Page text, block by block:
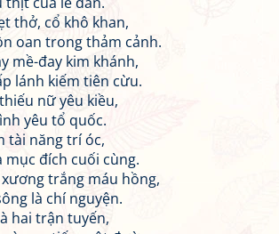
thở, cổ khô khan,
oan trong thảm cảnh.
mề-đay kim khánh,
lánh kiếm tiên cừu.
nữ yêu kiều,
yêu tổ quốc.
tài năng trí óc,
đích cuối cùng.
trắng máu hồng,
là chí nguyện.
hai trận tuyến,